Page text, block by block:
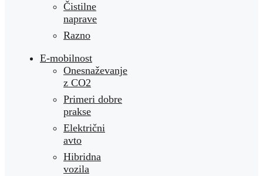
Čistilne
naprave
Razno
E-mobilnost
Onesnaževanje
z CO2
Primeri dobre
prakse
Električni
avto
Hibridna
vozila